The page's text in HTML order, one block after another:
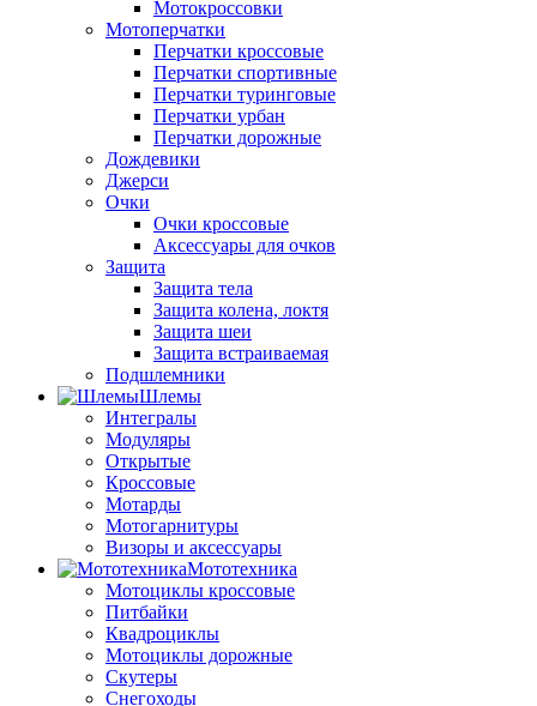
Мотокроссовки
Мотоперчатки
Перчатки кроссовые
Перчатки спортивные
Перчатки туринговые
Перчатки урбан
Перчатки дорожные
Дождевики
Джерси
Очки
Очки кроссовые
Аксессуары для очков
Защита
Защита тела
Защита колена, локтя
Защита шеи
Защита встраиваемая
Подшлемники
Шлемы
Интегралы
Модуляры
Открытые
Кроссовые
Мотарды
Мотогарнитуры
Визоры и аксессуары
Мототехника
Мотоциклы кроссовые
Питбайки
Квадроциклы
Мотоциклы дорожные
Скутеры
Снегоходы